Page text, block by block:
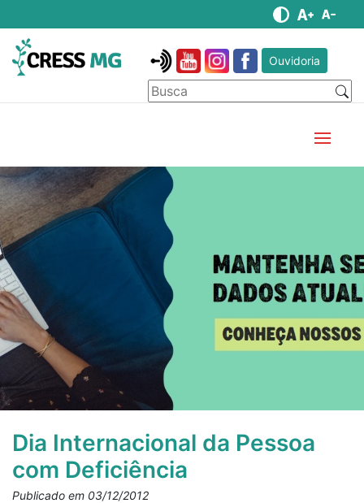
Ouvidoria
Dia Internacional da Pessoa
com Deficiência
Publicado em 03/12/2012